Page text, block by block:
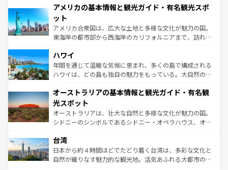
ンツ一覧を参照してほしい。
の建物がそのまま残る町や、スイスならではのユニークな
博物館もあり、アルプス観光だけでなく町歩きも満喫する
ことができる。国民の所得が高いため物価も高いが、旅行
者向けの交通パス提供のサービスもあり、うまく活用すれ
着のスイス情報は
アメリカの基本情報と観光ガイド・有名観光スポ
ット
アメリカ合衆国は、広大な土地と多様な文化が魅力の国。
東海岸の都市部から西海岸のカリフォルニアまで、訪れる
のような巨大都市は、観光、ショッピング、エンターテイ
ンメントが詰まった刺激的なスポットだ。一方、アメリカ
西部には大自然が広がり、グランドキャニオンやイエロー
部のニューオーリンズでは、音楽と美食が融合した独特の
文化が魅力。旅行者はアメリカの各地域で異なる魅力を楽
しみながら、その多様性と豊かな歴史を感じることができ
るだろう。車でのロードトリップや列車の旅も、アメリカ
情報は
ハワイ
年間を通じて温暖な気候に恵まれ、多くの島で構成される
ハワイは、どの島も独自の魅力をもっている。大自然の神
ワイ島は見逃せない。また、定番の観光地といえばオアフ
島だが、静かな自然を求めるならマウイ島やカウアイ島が
おすすめ。エメラルドグリーンに輝く海をはじめ、豊かな
文化や歴史が息づいている。「アロハスピリット」と呼ば
人々、おいしいローカルフードやハワイアンミュージッ
ク、伝統的なフラダンスなど、すべてがハワイの魅力を彩
っている。訪れるたびに新しい発見と感動が待っているハ
オーストラリアの基本情報と観光ガイド・有名観
光スポット
オーストラリアは、壮大な自然と多様な文化が魅力の国。
シドニーのシンボルであるシドニー・オペラハウス、オー
リアリーフや大陸中央部にそびえるウルル（エアーズロッ
ク）、タスマニアの美しい原生林やケアンズの熱帯雨林な
ど、見どころがたくさん。また、カフェやワイン、オージ
台湾
日本から約４時間ほどでたどり着く台湾は、多彩な文化と
自然が織りなす魅力的な観光地。活気あふれる大都市の台